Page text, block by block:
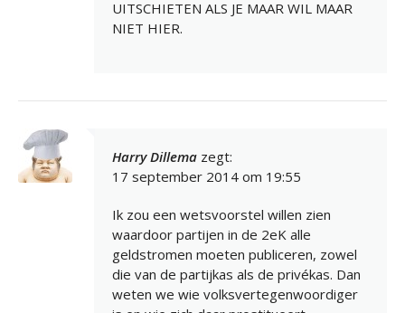
UITSCHIETEN ALS JE MAAR WIL MAAR
NIET HIER.
Harry Dillema zegt:
17 september 2014 om 19:55
Ik zou een wetsvoorstel willen zien
waardoor partijen in de 2eK alle
geldstromen moeten publiceren, zowel
die van de partijkas als de privékas. Dan
weten we wie volksvertegenwoordiger